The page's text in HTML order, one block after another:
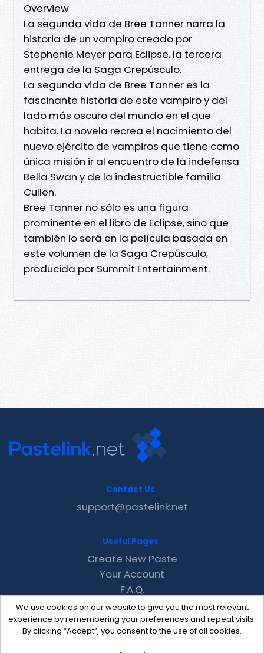
Overview
La segunda vida de Bree Tanner narra la
historia de un vampiro creado por
Stephenie Meyer para Eclipse, la tercera
entrega de la Saga Crepúsculo.
La segunda vida de Bree Tanner es la
fascinante historia de este vampiro y del
lado más oscuro del mundo en el que
habita. La novela recrea el nacimiento del
nuevo ejército de vampiros que tiene como
única misión ir al encuentro de la indefensa
Bella Swan y de la indestructible familia
Cullen.
Bree Tanner no sólo es una figura
prominente en el libro de Eclipse, sino que
también lo será en la película basada en
este volumen de la Saga Crepúsculo,
producida por Summit Entertainment.
We use cookies on our website to give you the most relevant
experience by remembering your preferences and repeat visits.
By clicking “Accept”, you consent to the use of all cookies.
Contact Us
support@pastelink.net
Useful Pages
Create New Paste
Your Account
F.A.Q.
Recent
Contact